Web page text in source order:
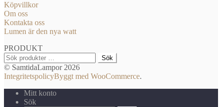
Köpvillkor
Om oss
Kontakta oss
Lumen är den nya watt
PRODUKT
Sök
efter:
Sök
© SamtidaLampor 2026
IntegritetspolicyByggt med WooCommerce.
Mitt konto
Sök